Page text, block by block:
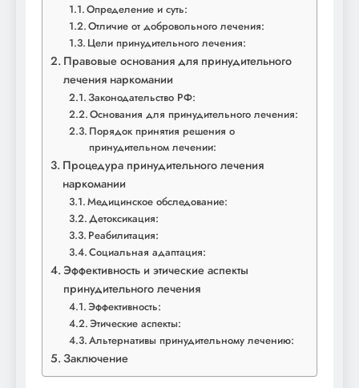
Определение и суть:
Отличие от добровольного лечения:
Цели принудительного лечения:
Правовые основания для принудительного
лечения наркомании
Законодательство РФ:
Основания для принудительного лечения:
Порядок принятия решения о
принудительном лечении:
Процедура принудительного лечения
наркомании
Медицинское обследование:
Детоксикация:
Реабилитация:
Социальная адаптация:
Эффективность и этические аспекты
принудительного лечения
Эффективность:
Этические аспекты:
Альтернативы принудительному лечению:
Заключение